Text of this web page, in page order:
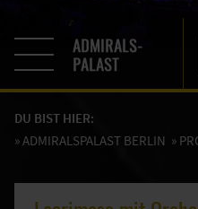
DU BIST HIER:
»ADMIRALSPALAST BERLIN »